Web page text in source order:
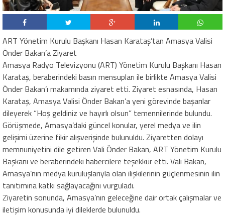
ART Yönetim Kurulu Başkanı Hasan Karataş’tan Amasya Valisi
Önder Bakan’a Ziyaret
Amasya Radyo Televizyonu (ART) Yönetim Kurulu Başkanı Hasan
Karataş, beraberindeki basın mensupları ile birlikte Amasya Valisi
Önder Bakan’ı makamında ziyaret etti. Ziyaret esnasında, Hasan
Karataş, Amasya Valisi Önder Bakan’a yeni görevinde başarılar
dileyerek “Hoş geldiniz ve hayırlı olsun” temennilerinde bulundu.
Görüşmede, Amasya’daki güncel konular, yerel medya ve ilin
gelişimi üzerine fikir alışverişinde bulunuldu. Ziyaretten dolayı
memnuniyetini dile getiren Vali Önder Bakan, ART Yönetim Kurulu
Başkanı ve beraberindeki habercilere teşekkür etti. Vali Bakan,
Amasya’nın medya kuruluşlarıyla olan ilişkilerinin güçlenmesinin ilin
tanıtımına katkı sağlayacağını vurguladı.
Ziyaretin sonunda, Amasya’nın geleceğine dair ortak çalışmalar ve
iletişim konusunda iyi dileklerde bulunuldu.